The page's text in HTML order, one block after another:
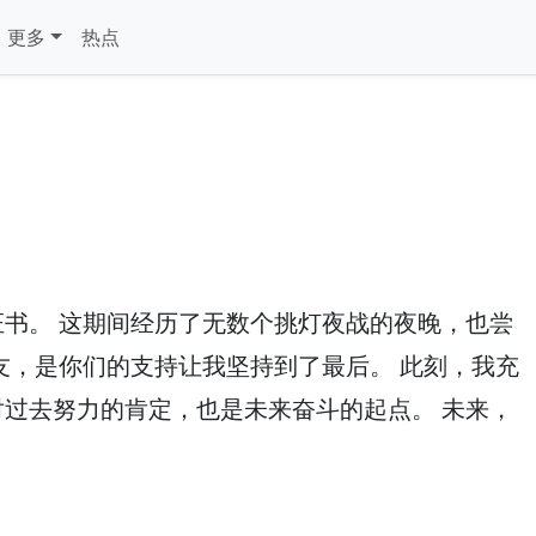
更多 热点
。 这期间经历了无数个挑灯夜战的夜晚，也尝
是你们的支持让我坚持到了最后。 此刻，我充
去努力的肯定，也是未来奋斗的起点。 未来，